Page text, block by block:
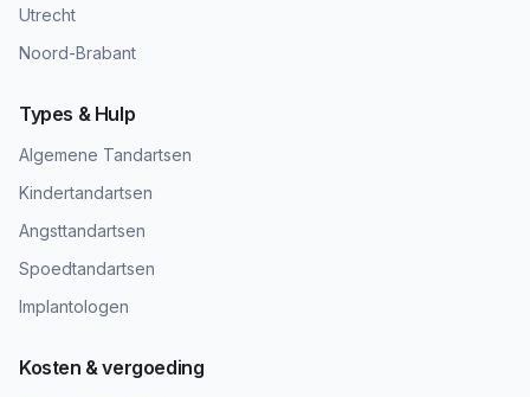
Utrecht
Noord-Brabant
Types & Hulp
Algemene Tandartsen
Kindertandartsen
Angsttandartsen
Spoedtandartsen
Implantologen
Kosten & vergoeding